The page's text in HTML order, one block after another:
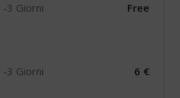
3 Giorni Free
3 Giorni 6 €